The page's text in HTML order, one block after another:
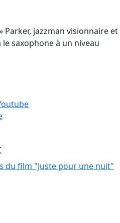
Parker, jazzman visionnaire et
saxophone à un niveau
du film "Juste pour une nuit"